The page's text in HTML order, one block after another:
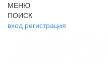
МЕНЮ
ПОИСК
вход регистрация